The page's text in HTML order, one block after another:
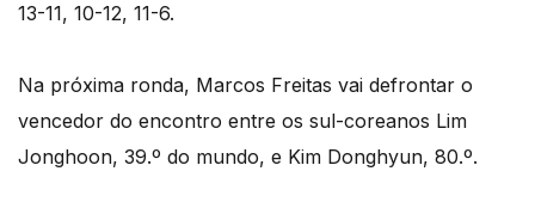
13-11, 10-12, 11-6.
Na próxima ronda, Marcos Freitas vai defrontar o
vencedor do encontro entre os sul-coreanos Lim
Jonghoon, 39.º do mundo, e Kim Donghyun, 80.º.